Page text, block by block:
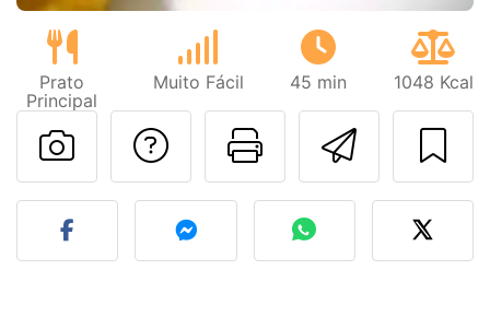
Prato
Principal
Muito Fácil 45 min 1048 Kcal
Imprima
Falar com o autor
Fez esta receita?